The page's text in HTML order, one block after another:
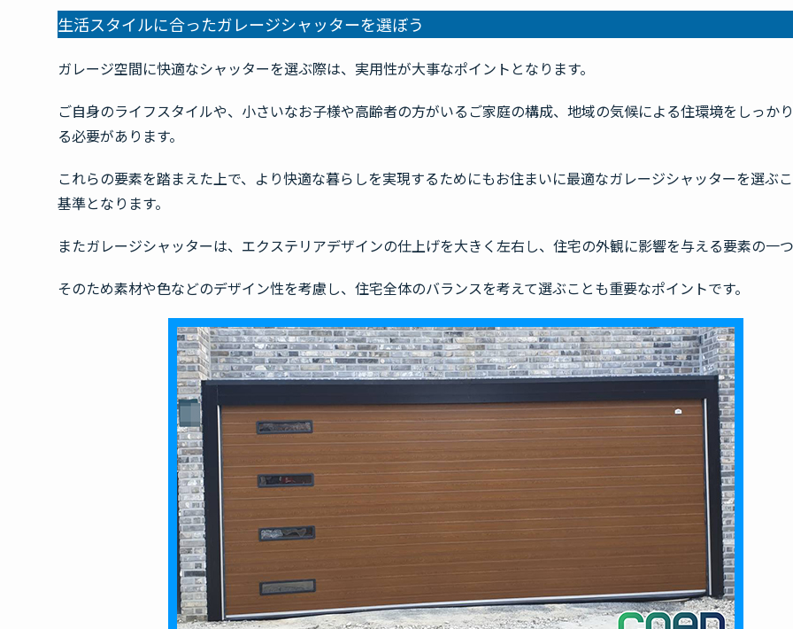
生活スタイルに合ったガレージシャッターを選ぼう
ガレージ空間に快適なシャッターを選ぶ際は、実用性が大事なポイントとなります。
ご自身のライフスタイルや、小さいなお子様や高齢者の方がいるご家庭の構成、地域の気候による住環境をしっか
る必要があります。
これらの要素を踏まえた上で、より快適な暮らしを実現するためにもお住まいに最適なガレージシャッターを選ぶ
基準となります。
またガレージシャッターは、エクステリアデザインの仕上げを大きく左右し、住宅の外観に影響を与える要素の一
そのため素材や色などのデザイン性を考慮し、住宅全体のバランスを考えて選ぶことも重要なポイントです。